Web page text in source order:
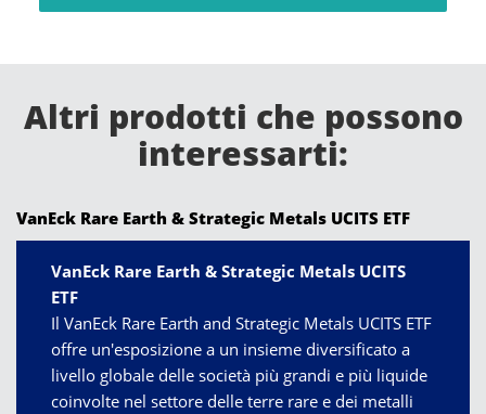
Altri prodotti che possono
interessarti:
VanEck Rare Earth & Strategic Metals UCITS ETF
VanEck Rare Earth & Strategic Metals UCITS
ETF
Il VanEck Rare Earth and Strategic Metals UCITS ETF
offre un'esposizione a un insieme diversificato a
livello globale delle società più grandi e più liquide
coinvolte nel settore delle terre rare e dei metalli